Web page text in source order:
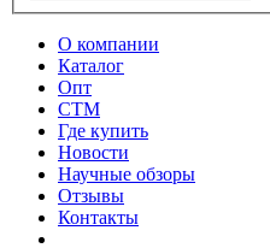
О компании
Каталог
Опт
СТМ
Где купить
Новости
Научные обзоры
Отзывы
Контакты